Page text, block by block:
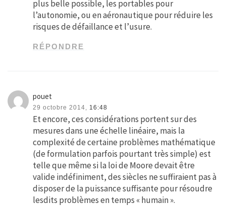
plus belle possible, les portables pour
l’autonomie, ou en aéronautique pour réduire les
risques de défaillance et l’usure.
RÉPONDRE
pouet
29 octobre 2014, 16:48
Et encore, ces considérations portent sur des
mesures dans une échelle linéaire, mais la
complexité de certaine problèmes mathématique
(de formulation parfois pourtant très simple) est
telle que même si la loi de Moore devait être
valide indéfiniment, des siècles ne suffiraient pas à
disposer de la puissance suffisante pour résoudre
lesdits problèmes en temps « humain ».